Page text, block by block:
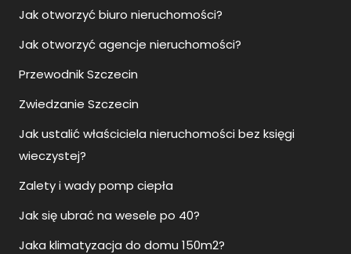
Jak otworzyć biuro nieruchomości?
Jak otworzyć agencje nieruchomości?
Przewodnik Szczecin
Zwiedzanie Szczecin
Jak ustalić właściciela nieruchomości bez księgi
wieczystej?
Zalety i wady pomp ciepła
Jak się ubrać na wesele po 40?
Jaka klimatyzacja do domu 150m2?